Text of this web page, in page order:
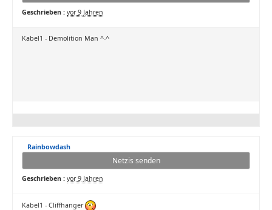
Geschrieben : vor 9 Jahren
Kabel1 - Demolition Man ^-^
Rainbowdash
Netzis senden
Geschrieben : vor 9 Jahren
Kabel1 - Cliffhanger